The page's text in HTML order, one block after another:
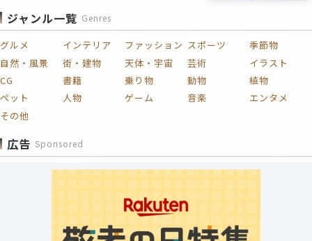
ジャンル一覧 Genres
グルメ インテリア ファッション スポーツ
季節物
自然・風景
街・建物 天体・宇宙 芸術
イラスト
CG
書籍 乗り物 動物
植物
ペット
人物 ゲーム 音楽
エンタメ
その他
広告 Sponsored